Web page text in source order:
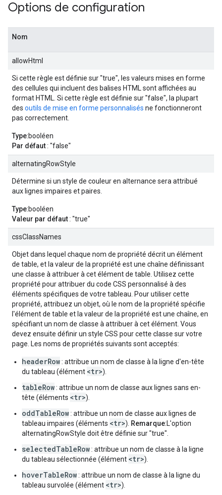
Options de configuration
Nom
allowHtml
Si cette règle est définie sur "true", les valeurs mises en forme
des cellules qui incluent des balises HTML sont affichées au
format HTML. Si cette règle est définie sur "false", la plupart
des outils de mise en forme personnalisés ne fonctionneront
pas correctement.
Type:booléen
Par défaut: "false"
alternatingRowStyle
Détermine si un style de couleur en alternance sera attribué
aux lignes impaires et paires.
Type:booléen
Valeur par défaut: "true"
cssClassNames
Objet dans lequel chaque nom de propriété décrit un élément
de table, et la valeur de la propriété est une chaîne définissant
une classe à attribuer à cet élément de table. Utilisez cette
propriété pour attribuer du code CSS personnalisé à des
éléments spécifiques de votre tableau. Pour utiliser cette
propriété, attribuez un objet, où le nom de la propriété spécifie
l'élément de table et la valeur de la propriété est une chaîne, en
spécifiant un nom de classe à attribuer à cet élément. Vous
devez ensuite définir un style CSS pour cette classe sur votre
page. Les noms de propriétés suivants sont acceptés:
headerRow: attribue un nom de classe à la ligne d'en-tête
du tableau (élément <tr>).
tableRow: attribue un nom de classe aux lignes sans en-
tête (éléments <tr>).
oddTableRow: attribue un nom de classe aux lignes de
tableau impaires (éléments <tr>). Remarque:L'option
alternatingRowStyle doit être définie sur "true".
selectedTableRow: attribue un nom de classe à la ligne
du tableau sélectionnée (élément <tr>).
hoverTableRow: attribue un nom de classe à la ligne du
tableau survolée (élément <tr>).